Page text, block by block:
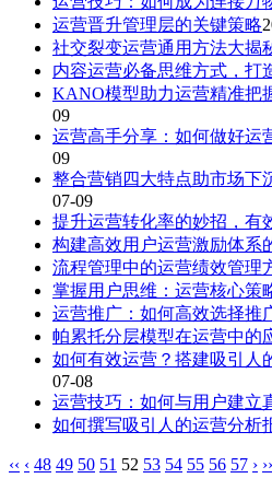
运营晋升管理层的关键策略
社交裂变运营通用方法大揭
内容运营必备思维方式，打
KANO模型助力运营精准把
09
运营高手分享：如何做好运
09
整合营销四大特点助市场下
07-09
提升运营转化率的妙招，有
构建高效用户运营激励体系
流程管理中的运营绩效管理
掌握用户思维：运营核心策
运营推广：如何高效选择推
帕累托分层模型在运营中的
如何有效运营？搭建吸引人
07-08
运营技巧：如何与用户建立
如何撰写吸引人的运营分析
‹‹ ‹ 48 49 50 51 52 53 54 55 56 57 › ››